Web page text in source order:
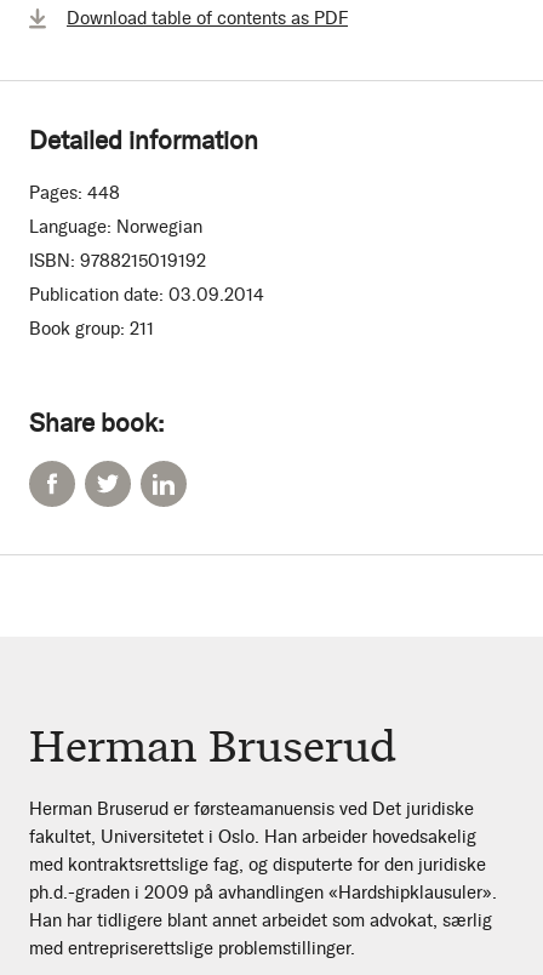
Share book:
Download table of contents as PDF
Detailed information
Pages: 448
Language: Norwegian
ISBN: 9788215019192
Publication date: 03.09.2014
Book group: 211
Herman Bruserud
Herman Bruserud er førsteamanuensis ved Det juridiske
fakultet, Universitetet i Oslo. Han arbeider hovedsakelig
med kontraktsrettslige fag, og disputerte for den juridiske
ph.d.-graden i 2009 på avhandlingen «Hardshipklausuler».
Han har tidligere blant annet arbeidet som advokat, særlig
med entrepriserettslige problemstillinger.